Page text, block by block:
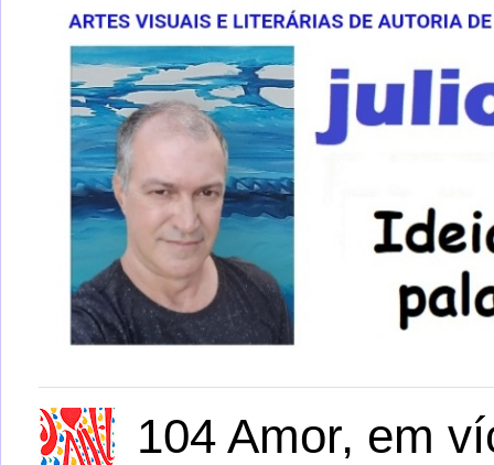
104 Amor, em